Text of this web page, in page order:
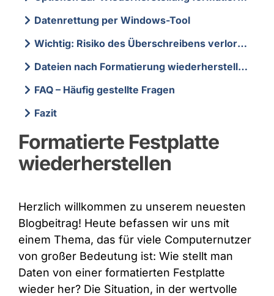
Datenrettung per Windows-Tool
Wichtig: Risiko des Überschreibens verlorener Daten
Dateien nach Formatierung wiederherstellen
FAQ – Häufig gestellte Fragen
Fazit
Formatierte Festplatte
wiederherstellen
Herzlich willkommen zu unserem neuesten
Blogbeitrag! Heute befassen wir uns mit
einem Thema, das für viele Computernutzer
von großer Bedeutung ist: Wie stellt man
Daten von einer formatierten Festplatte
wieder her? Die Situation, in der wertvolle